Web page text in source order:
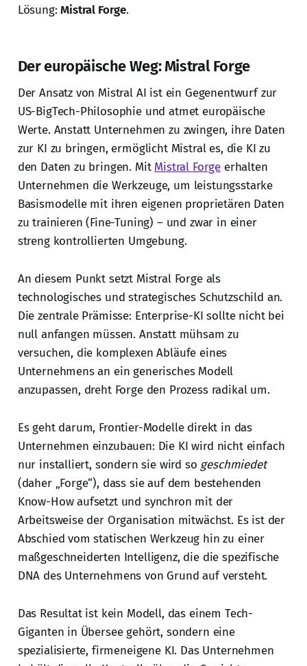
Lösung:Mistral Forge.
Der europäische Weg: Mistral Forge
Der Ansatz von Mistral AI ist ein Gegenentwurf zur
US-BigTech-Philosophie und atmet europäische
Werte. Anstatt Unternehmen zu zwingen, ihre Daten
zur KI zu bringen, ermöglicht Mistral es, die KI zu
den Daten zu bringen. Mit Mistral Forge erhalten
Unternehmen die Werkzeuge, um leistungsstarke
Basismodelle mit ihren eigenen proprietären Daten
zu trainieren (Fine-Tuning) – und zwar in einer
streng kontrollierten Umgebung.
An diesem Punkt setzt Mistral Forge als
technologisches und strategisches Schutzschild an.
Die zentrale Prämisse: Enterprise-KI sollte nicht bei
null anfangen müssen. Anstatt mühsam zu
versuchen, die komplexen Abläufe eines
Unternehmens an ein generisches Modell
anzupassen, dreht Forge den Prozess radikal um.
Es geht darum, Frontier-Modelle direkt in das
Unternehmen einzubauen: Die KI wird nicht einfach
nur installiert, sondern sie wird so geschmiedet
(daher „Forge“), dass sie auf dem bestehenden
Know-How aufsetzt und synchron mit der
Arbeitsweise der Organisation mitwächst. Es ist der
Abschied vom statischen Werkzeug hin zu einer
maßgeschneiderten Intelligenz, die die spezifische
DNA des Unternehmens von Grund auf versteht.
Das Resultat ist kein Modell, das einem Tech-
Giganten in Übersee gehört, sondern eine
spezialisierte, firmeneigene KI. Das Unternehmen